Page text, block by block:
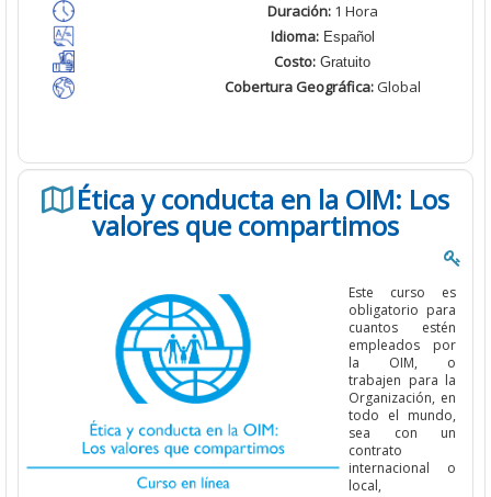
Duración: 1 Hora
Idioma:Español
Costo: Gratuito
Cobertura Geográfica:Global
Ética y conducta en la OIM: Los
valores que compartimos
Este curso es
obligatorio para
cuantos estén
empleados por
la OIM, o
trabajen para la
Organización, en
todo el mundo,
sea con un
contrato
internacional o
local,